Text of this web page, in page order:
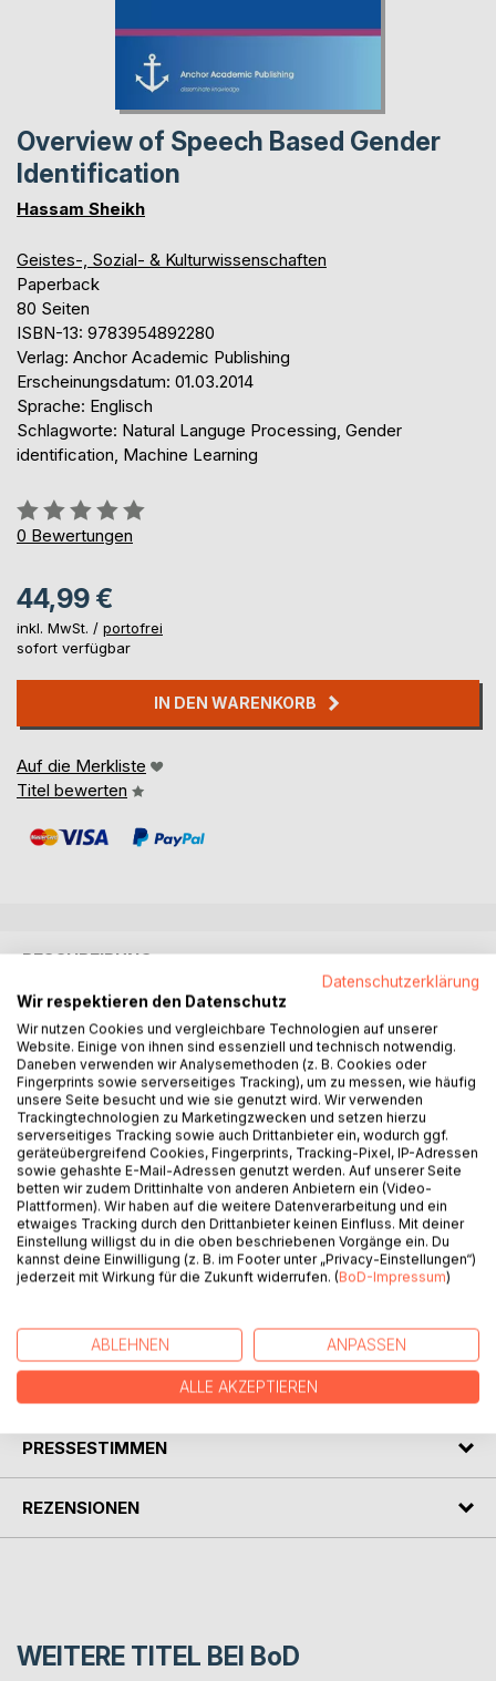
Overview of Speech Based Gender
Identification
Hassam Sheikh
Geistes-, Sozial- & Kulturwissenschaften
Paperback
80 Seiten
ISBN-13: 9783954892280
Verlag: Anchor Academic Publishing
Erscheinungsdatum: 01.03.2014
Sprache: Englisch
Schlagworte: Natural Languge Processing, Gender
identification, Machine Learning
Bewertung::
0%
0 Bewertungen
44,99 €
inkl. MwSt. / portofrei
sofort verfügbar
IN DEN WARENKORB
Auf die Merkliste
Titel bewerten
BESCHREIBUNG
This book focuses on the basics of natural language
processing and machine learning required to make a
standard speech- based gender identification system. In
this book all the required signal processing techniques
required for understanding the basics of natural language
processing including all types of Fourier transform, basic
speech enhancement techniques, voice activity detection
and pitch estimation using sub harmonic-to-harmonic ratio
are briefly explained as well. In the machine learning part, all
the relevant machine learning models like Support Vector
Machines, Gaussian Mixture Models and Adaptive boosting
are explained. Lastly the results of different gender
of the art techniques are portrait and analysed.
PRESSESTIMMEN
REZENSIONEN
WEITERE TITEL BEI BoD
Datenschutzerklärung
Wir respektieren den Datenschutz
Wir nutzen Cookies und vergleichbare Technologien auf unserer
Website. Einige von ihnen sind essenziell und technisch notwendig.
Daneben verwenden wir Analysemethoden (z. B. Cookies oder
Fingerprints sowie serverseitiges Tracking), um zu messen, wie häufig
unsere Seite besucht und wie sie genutzt wird. Wir verwenden
Trackingtechnologien zu Marketingzwecken und setzen hierzu
serverseitiges Tracking sowie auch Drittanbieter ein, wodurch ggf.
geräteübergreifend Cookies, Fingerprints, Tracking-Pixel, IP-Adressen
sowie gehashte E-Mail-Adressen genutzt werden. Auf unserer Seite
betten wir zudem Drittinhalte von anderen Anbietern ein (Video-
Plattformen). Wir haben auf die weitere Datenverarbeitung und ein
etwaiges Tracking durch den Drittanbieter keinen Einfluss. Mit deiner
Einstellung willigst du in die oben beschriebenen Vorgänge ein. Du
kannst deine Einwilligung (z. B. im Footer unter „Privacy-Einstellungen“)
jederzeit mit Wirkung für die Zukunft widerrufen. (BoD-Impressum)
ABLEHNEN ANPASSEN
ALLE AKZEPTIEREN